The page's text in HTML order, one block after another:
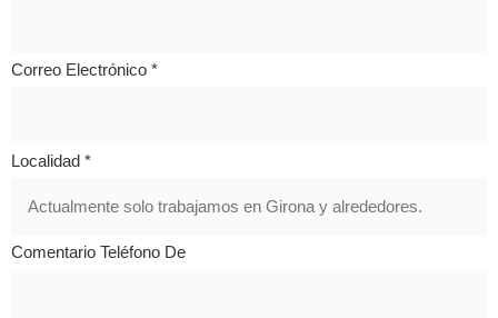
Correo Electrónico *
Localidad *
Comentario Teléfono De